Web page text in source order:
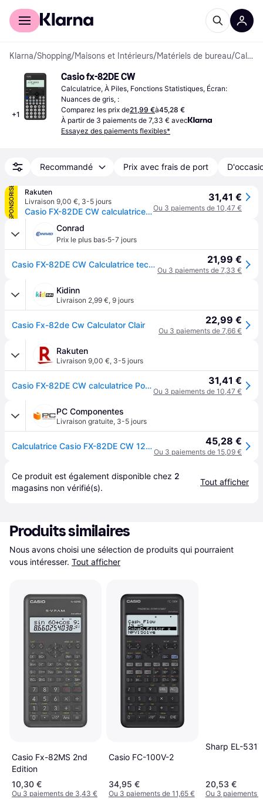
Acheter avec Klarna
Klarna/Shopping/Maisons et Intérieurs/Matériels de bureau/ Calculatrices
+1
Casio fx-82DE CW
Calculatrice, À Piles, Fonctions Statistiques, Écran:
Nuances de gris, :
Comparez les prix de21,99 €à45,28 €
À partir de 3 paiements de 7,33 € avec
Essayez des paiements flexibles*
Recommandé Prix avec frais de port
SPONSORISÉ
Rakuten
Livraison 9,00 €, 3-5 jours
Casio FX-82DE CW calculatrice Poche Calculatrice scientifique Noir
31,41 €
Ou 3 paiements de 10,47 €
Conrad
Prix le plus bas·5-7 jours
Casio FX-82DE CW Calculatrice technique et scientifique noir Ecran: 10 à pile(s) (l x H x P) 77 x 13.8 x 162 mm 21,99 €
Ou 3 paiements de 7,33 €
Kidinn
Livraison 2,99 €, 9 jours
Casio Fx-82de Cw Calculator Clair 22,99 €
Ou 3 paiements de 7,66 €
Rakuten
Livraison 9,00 €, 3-5 jours
Casio FX-82DE CW calculatrice Poche Calculatrice scientifique Noir 31,41 €
Ou 3 paiements de 10,47 €
PC Componentes
Livraison gratuite, 3-5 jours
Calculatrice Casio FX-82DE CW 12 chiffres Noir Compacte Scientifique 45,28 €
Ou 3 paiements de 15,09 €
Ce produit est également disponible chez 2
magasins non vérifié(s).
Tout afficher
Produits similaires
Nous avons choisi une sélection de produits qui pourraient
vous intéresser. Tout afficher
Casio Fx-82MS 2nd
Edition
10,30 €
Ou 3 paiements de 3,43 €
Casio FC-100V-2
34,95 €
Ou 3 paiements de 11,65 €
Sharp EL-
20,53 €
Ou 3 paiements